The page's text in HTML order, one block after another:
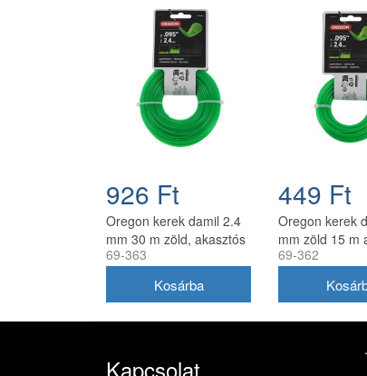
926 Ft
Oregon kerek damil 2.4
mm 30 m zöld, akasztós
kiszerelés
69-363
449 Ft
Oregon kerek
mm zöld 15 m
kiszerelésben
69-362
Kapcsolat